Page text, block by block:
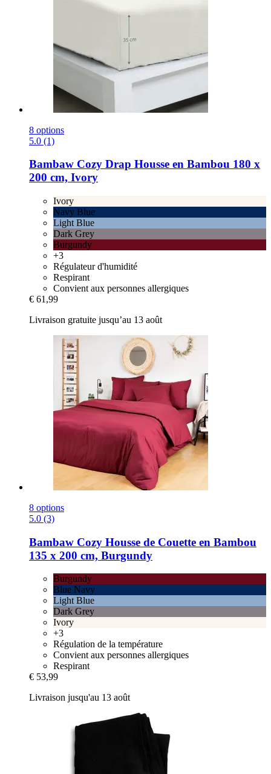
8 options
5.0 (1)
Bambaw Cozy Drap Housse en Bambou 180 x
200 cm, Ivory
Ivory
Navy Blue
Light Blue
Dark Grey
Burgundy
+3
Régulateur d'humidité
Respirant
Convient aux personnes allergiques
€ 61,99
Livraison gratuite jusqu’au 13 août
8 options
5.0 (3)
Bambaw Cozy Housse de Couette en Bambou
135 x 200 cm, Burgundy
Burgundy
Blue Navy
Light Blue
Dark Grey
Ivory
+3
Régulation de la température
Convient aux personnes allergiques
Respirant
€ 53,99
Livraison jusqu'au 13 août